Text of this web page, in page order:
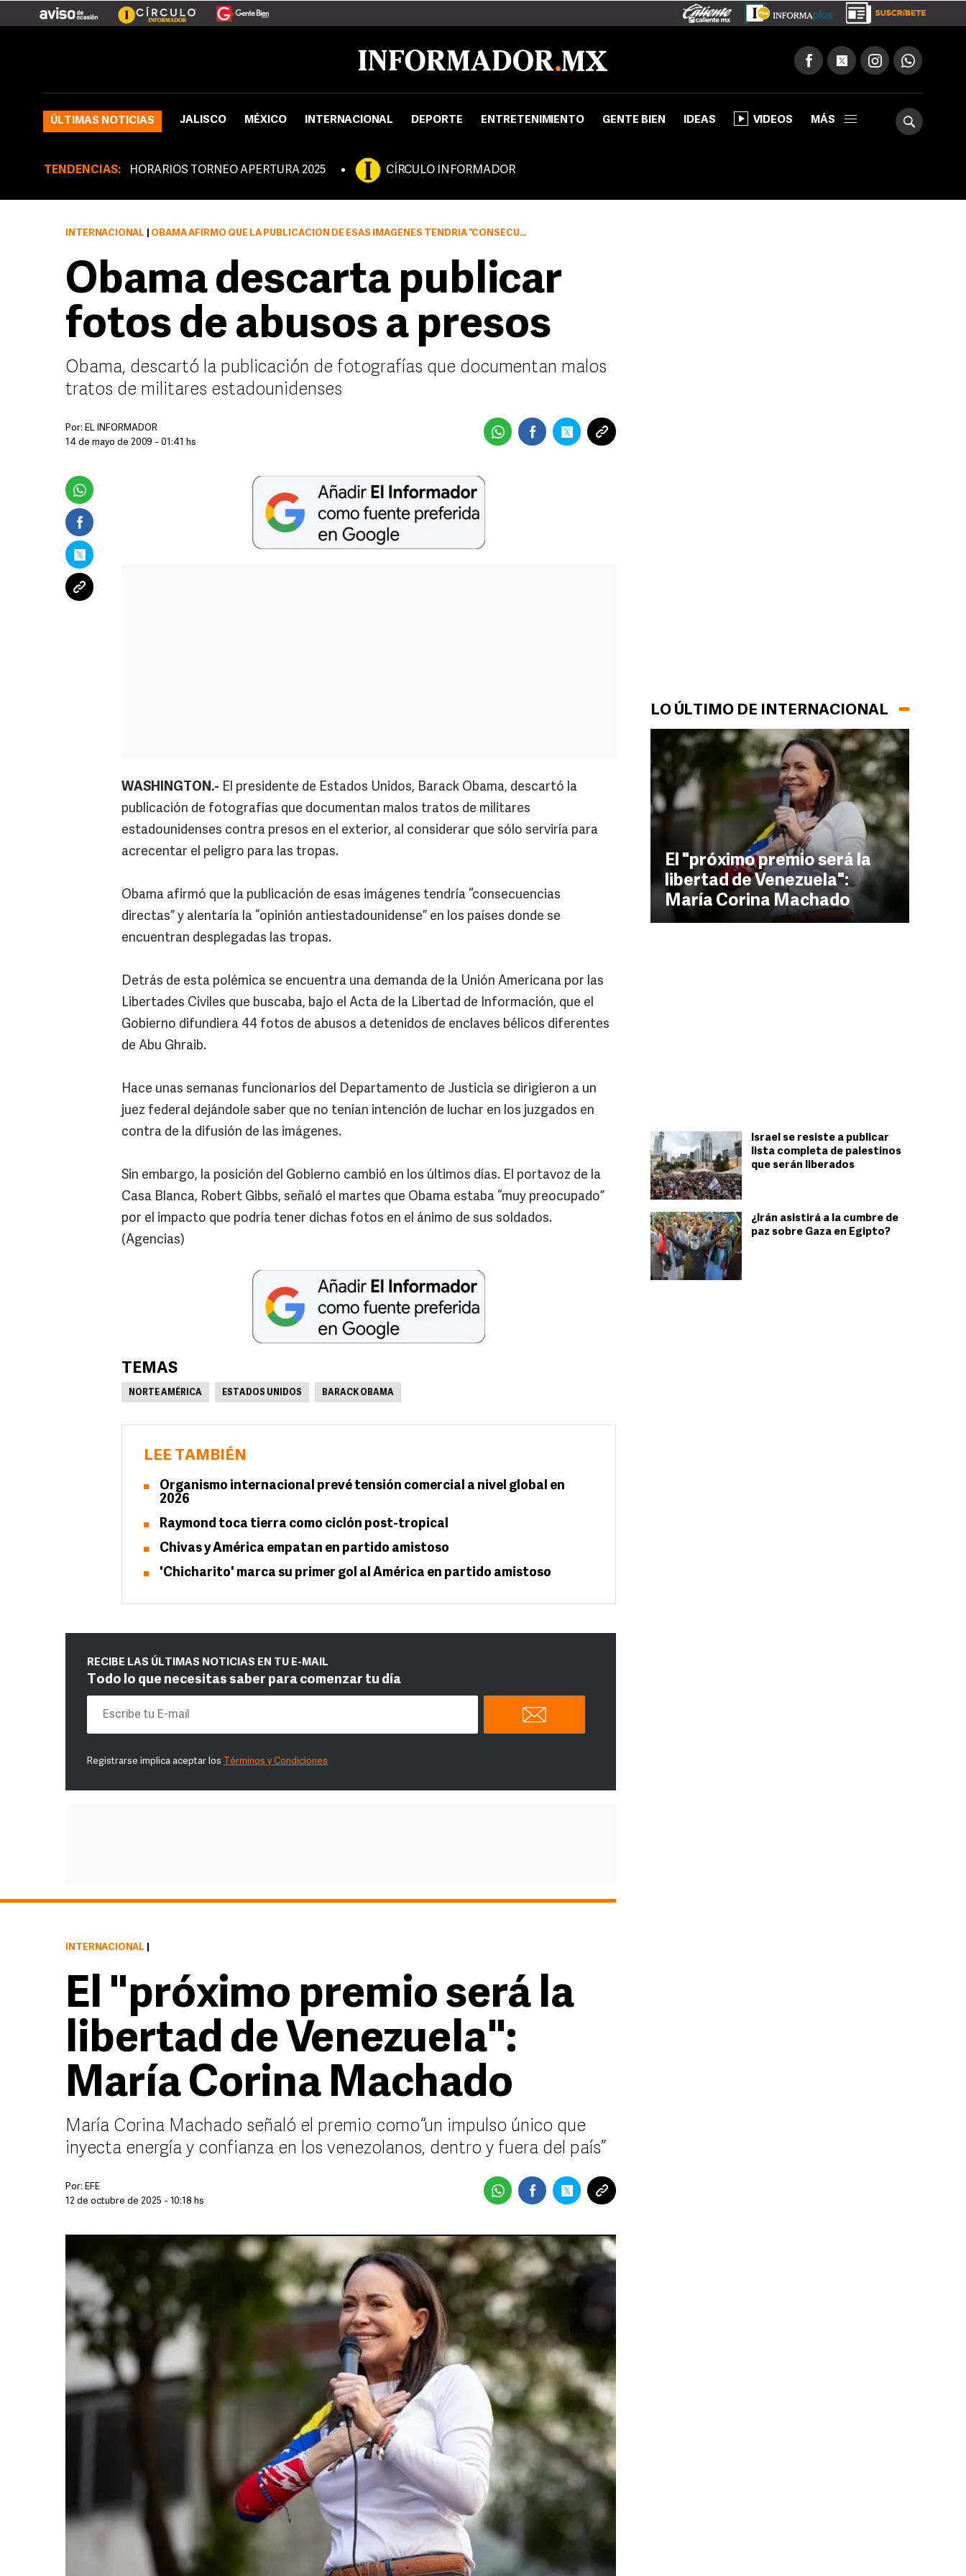
ÚLTIMAS NOTICIAS JALISCO MÉXICO INTERNACIONAL DEPORTE ENTRETENIMIENTO GENTE BIEN IDEAS VIDEOS MÁS
TENDENCIAS: HORARIOS TORNEO APERTURA 2025 CÍRCULO INFORMADOR
LO ÚLTIMO DE INTERNACIONAL
El "próximo premio será la
libertad de Venezuela":
María Corina Machado
Israel se resiste a publicar
lista completa de palestinos
que serán liberados
¿Irán asistirá a la cumbre de
paz sobre Gaza en Egipto?
INTERNACIONAL OBAMA AFIRMÓ QUE LA PUBLICACIÓN DE ESAS IMÁGENES TENDRÍA “CONSECUENCIAS DIRECTAS”
Obama descarta publicar
fotos de abusos a presos
Obama, descartó la publicación de fotografías que documentan malos
tratos de militares estadounidenses
Por: EL INFORMADOR
14 de mayo de 2009 - 01:41 hs
WASHINGTON.- El presidente de Estados Unidos, Barack Obama, descartó la
publicación de fotografías que documentan malos tratos de militares
estadounidenses contra presos en el exterior, al considerar que sólo serviría para
acrecentar el peligro para las tropas.
Obama afirmó que la publicación de esas imágenes tendría “consecuencias
directas” y alentaría la “opinión antiestadounidense” en los países donde se
encuentran desplegadas las tropas.
Detrás de esta polémica se encuentra una demanda de la Unión Americana por las
Libertades Civiles que buscaba, bajo el Acta de la Libertad de Información, que el
Gobierno difundiera 44 fotos de abusos a detenidos de enclaves bélicos diferentes
de Abu Ghraib.
Hace unas semanas funcionarios del Departamento de Justicia se dirigieron a un
juez federal dejándole saber que no tenían intención de luchar en los juzgados en
contra de la difusión de las imágenes.
Sin embargo, la posición del Gobierno cambió en los últimos días. El portavoz de la
Casa Blanca, Robert Gibbs, señaló el martes que Obama estaba “muy preocupado”
por el impacto que podría tener dichas fotos en el ánimo de sus soldados.
(Agencias)
TEMAS
NORTE AMÉRICA ESTADOS UNIDOS BARACK OBAMA
LEE TAMBIÉN
Organismo internacional prevé tensión comercial a nivel global en
2026
Raymond toca tierra como ciclón post-tropical
Chivas y América empatan en partido amistoso
'Chicharito' marca su primer gol al América en partido amistoso
RECIBE LAS ÚLTIMAS NOTICIAS EN TU E-MAIL
Todo lo que necesitas saber para comenzar tu día
Registrarse implica aceptar los Términos y Condiciones
INTERNACIONAL
El "próximo premio será la
libertad de Venezuela":
María Corina Machado
María Corina Machado señaló el premio como “un impulso único que
inyecta energía y confianza en los venezolanos, dentro y fuera del país”
Por: EFE
12 de octubre de 2025 - 10:18 hs